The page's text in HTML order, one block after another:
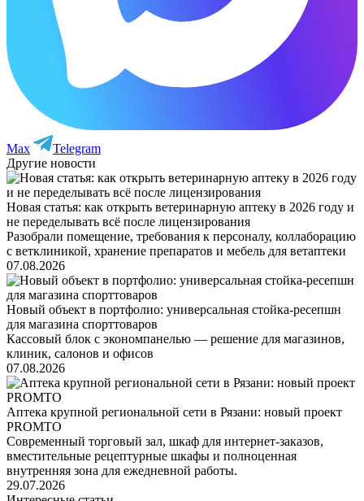
Max
Telegram
Другие новости
Новая статья: как открыть ветеринарную аптеку в 2026 году и
не переделывать всё после лицензирования
Разобрали помещение, требования к персоналу, коллаборацию
с ветклиникой, хранение препаратов и мебель для ветаптеки
07.08.2026
Новый объект в портфолио: универсальная стойка-ресепшн
для магазина спорттоваров
Кассовый блок с экономпанелью — решение для магазинов,
клиник, салонов и офисов
07.08.2026
Аптека крупной региональной сети в Рязани: новый проект
PROMTO
Современный торговый зал, шкаф для интернет-заказов,
вместительные рецептурные шкафы и полноценная
внутренняя зона для ежедневной работы.
29.07.2026